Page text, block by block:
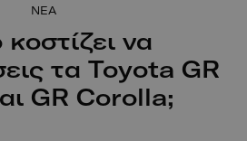
να
τα Toyota GR
GR Corolla;
NEA